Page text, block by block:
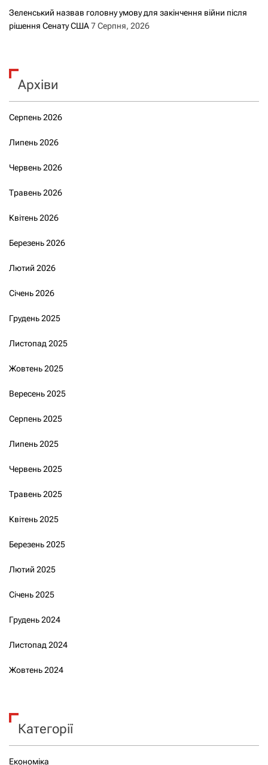
Зеленський назвав головну умову для закінчення війни після
рішення Сенату США7 Серпня, 2026
Архіви
Серпень 2026
Липень 2026
Червень 2026
Травень 2026
Квітень 2026
Березень 2026
Лютий 2026
Січень 2026
Грудень 2025
Листопад 2025
Жовтень 2025
Вересень 2025
Серпень 2025
Липень 2025
Червень 2025
Травень 2025
Квітень 2025
Березень 2025
Лютий 2025
Січень 2025
Грудень 2024
Листопад 2024
Жовтень 2024
Категорії
Економіка